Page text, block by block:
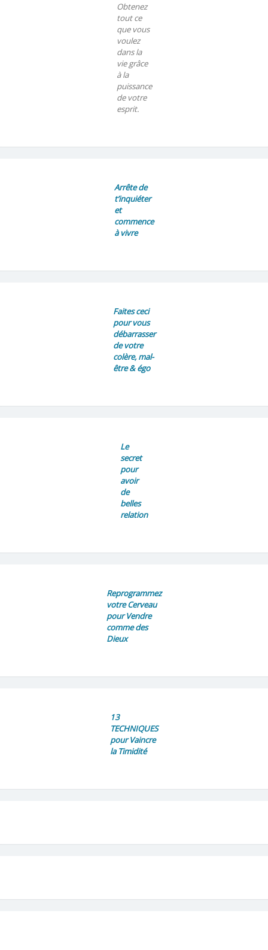
Obtenez
tout ce
que vous
voulez
dans la
vie grâce
à la
puissance
de votre
esprit.
Arrête de
t’inquiéter
et
commence
à vivre
Faites ceci
pour vous
débarrasser
de votre
colère, mal-
être & égo
Le
secret
pour
avoir
de
belles
relation
Reprogrammez
votre Cerveau
pour Vendre
comme des
Dieux
13
TECHNIQUES
pour Vaincre
la Timidité